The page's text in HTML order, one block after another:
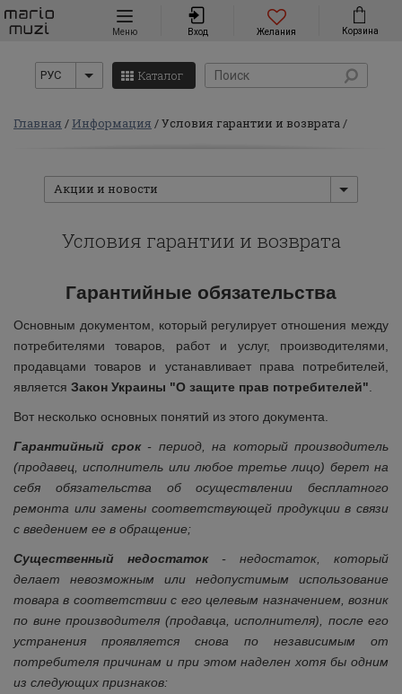
Навигация
Меню Вход Желания Корзина
РУС Каталог
Главная Информация Условия гарантии и возврата
Акции и новости
Условия гарантии и возврата
Гарантийные обязательства
Основным документом, который регулирует отношения между
потребителями товаров, работ и услуг, производителями,
продавцами товаров и устанавливает права потребителей,
является Закон Украины "О защите прав потребителей"
Вот несколько основных понятий из этого документа.
Гарантийный срок- период, на который производитель
(продавец, исполнитель или любое третье лицо) берет на
себя обязательства об осуществлении бесплатного
ремонта или замены соответствующей продукции в связи
с введением ее в обращение;
Существенный недостаток- недостаток, который
делает невозможным или недопустимым использование
товара в соответствии с его целевым назначением, возник
по вине производителя (продавца, исполнителя), после его
устранения проявляется снова по независимым от
потребителя причинам и при этом наделен хотя бы одним
из следующих признаков: